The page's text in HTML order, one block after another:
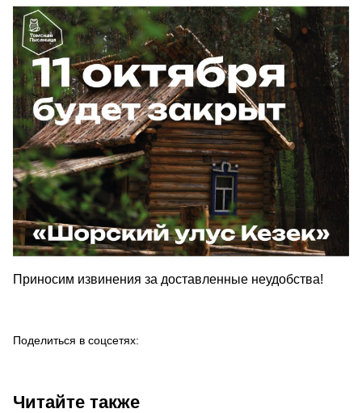
Приносим извинения за доставленные неудобства!
Поделиться в соцсетях:
Читайте также